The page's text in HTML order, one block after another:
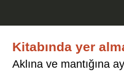
Kitabında yer
Aklına ve mantığına